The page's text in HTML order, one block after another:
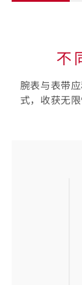
不
腕表与表带
式，收获无